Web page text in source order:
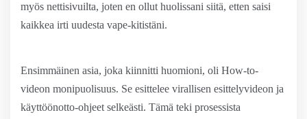
myös nettisivuilta, joten en ollut huolissani siitä, etten saisi
kaikkea irti uudesta vape-kitistäni.
Ensimmäinen asia, joka kiinnitti huomioni, oli How-to-
videon monipuolisuus. Se esittelee virallisen esittelyvideon ja
käyttöönotto-ohjeet selkeästi. Tämä teki prosessista